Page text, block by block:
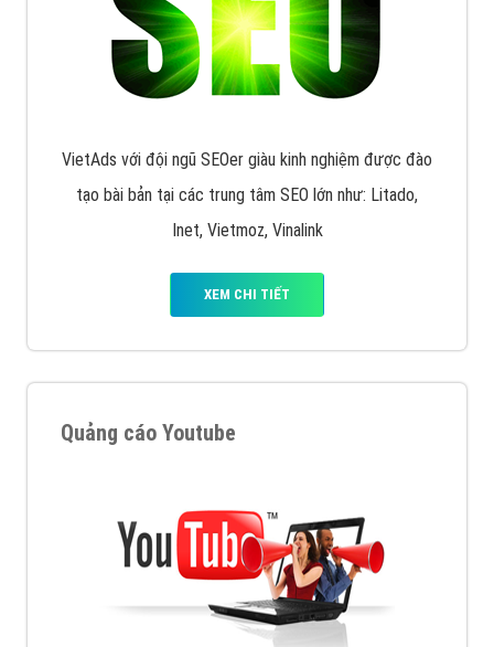
VietAds với đội ngũ SEOer giàu kinh nghiệm được đào
tạo bài bản tại các trung tâm SEO lớn như: Litado,
Inet, Vietmoz, Vinalink
XEM CHI TIẾT
Quảng cáo Youtube